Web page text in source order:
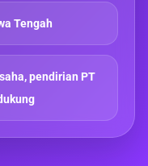
Tengah
pendirian PT